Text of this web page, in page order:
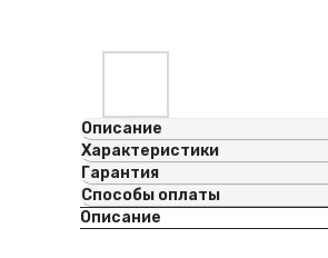
Описание
Характеристики
Гарантия
Способы оплаты
Описание